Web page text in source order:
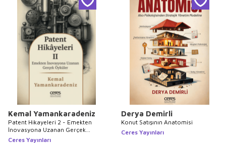
Kemal Yamankaradeniz
Patent Hikayeleri 2 - Emekten
İnovasyona Uzanan Gerçek
Öyküler
Ceres Yayınları
Derya Demirli
Konut Satışının Anatomisi
Ceres Yayınları